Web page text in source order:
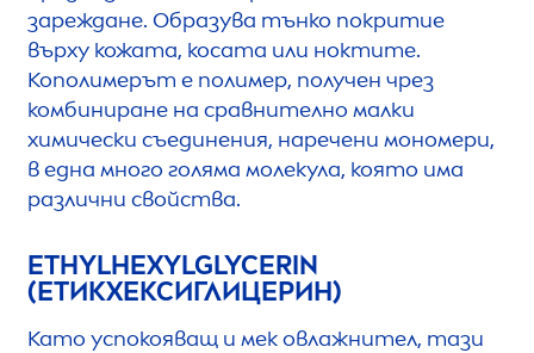
зареждане. Образува тънко покритие
върху кожата, косата или ноктите.
Кополимерът е полимер, получен чрез
комбиниране на сравнително малки
химически съединения, наречени мономери,
в една много голяма молекула, която има
различни свойства.
ETHYLHEXYLGLYCERIN
(ЕТИКХЕКСИГЛИЦЕРИН)
Като успокояващ и мек овлажнител, тази